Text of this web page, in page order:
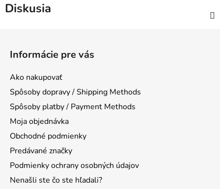
Diskusia
Informácie pre vás
Ako nakupovať
Spôsoby dopravy / Shipping Methods
Spôsoby platby / Payment Methods
Moja objednávka
Obchodné podmienky
Predávané značky
Podmienky ochrany osobných údajov
Nenašli ste čo ste hľadali?